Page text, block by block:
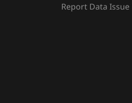
Report Data Issue